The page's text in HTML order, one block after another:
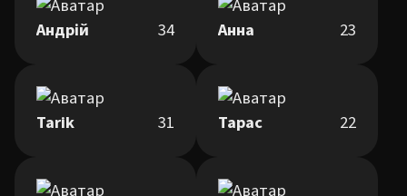
Андрій 34 Анна 23
Tarik 31 Тарас 22